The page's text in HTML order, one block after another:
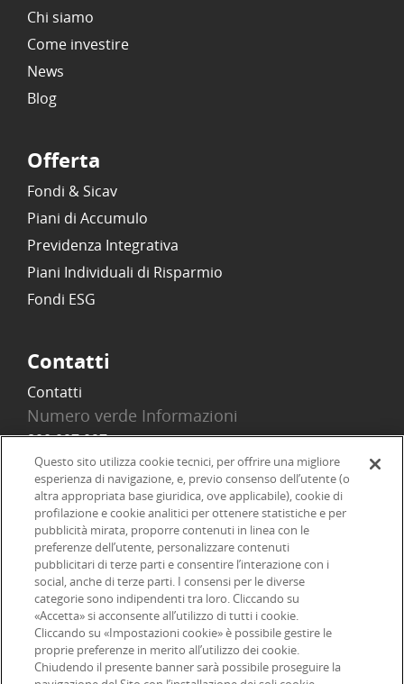
Chi siamo
Come investire
News
Blog
Offerta
Fondi & Sicav
Piani di Accumulo
Previdenza Integrativa
Piani Individuali di Risparmio
Fondi ESG
Contatti
Contatti
Numero verde Informazioni
800 097 097
Email
info@onlinesim.it
Social
©2026 Online SIM, società del gruppo bancario ERSEL - P.IVA
12927410154
Questo sito utilizza cookie tecnici, per offrire una migliore
esperienza di navigazione, e, previo consenso dell’utente (o
altra appropriata base giuridica, ove applicabile), cookie di
profilazione e cookie analitici per ottenere statistiche e per
pubblicità mirata, proporre contenuti in linea con le
preferenze dell’utente, personalizzare contenuti
pubblicitari di terze parti e consentire l’interazione con i
social, anche di terze parti. I consensi per le diverse
categorie sono indipendenti tra loro. Cliccando su
«Accetta» si acconsente all’utilizzo di tutti i cookie.
Cliccando su «Impostazioni cookie» è possibile gestire le
proprie preferenze in merito all’utilizzo dei cookie.
Chiudendo il presente banner sarà possibile proseguire la